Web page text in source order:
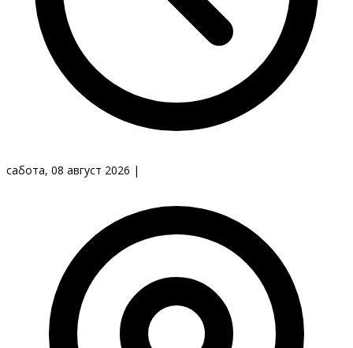
сабота, 08 август 2026 |